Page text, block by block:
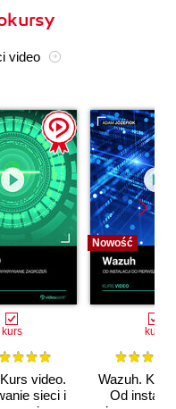
video
kurs
video.
sieci i
Nowość
kurs
Wazuh. Kurs
Od